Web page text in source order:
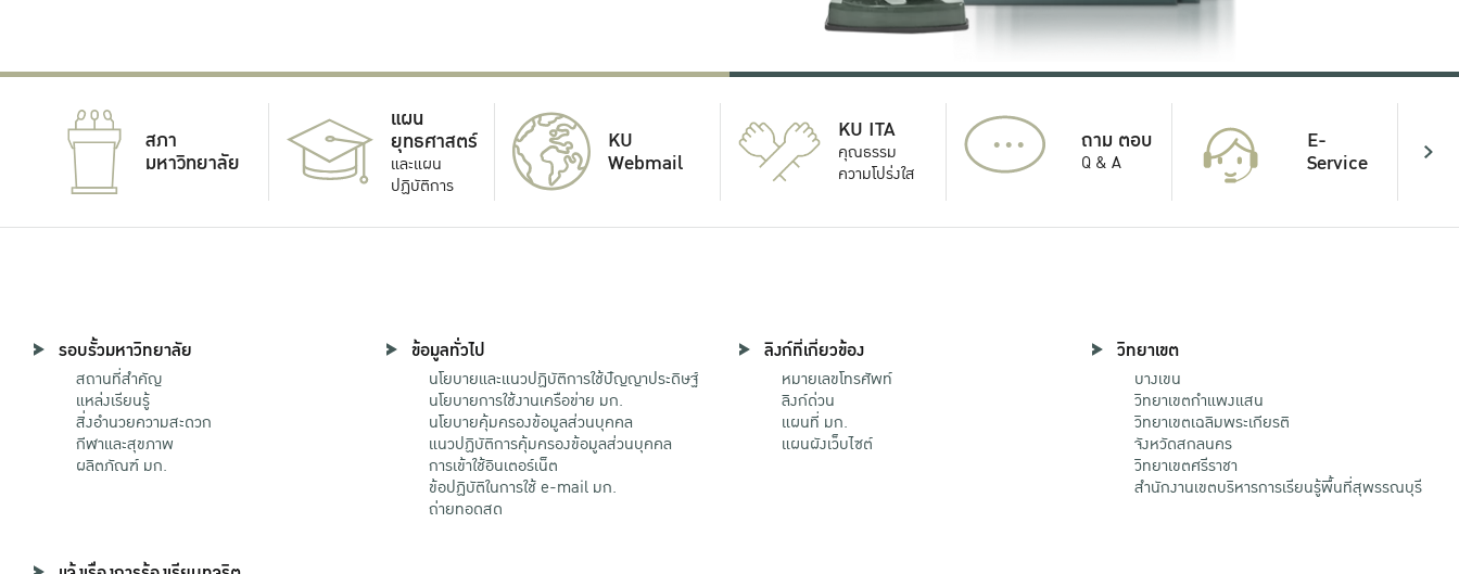
สภา
มหาวิทยาลัย
แผน
ยุทธศาสตร์
และแผน
ปฏิบัติการ
KU
Webmail
KU ITA
คุณธรรม
ความโปร่งใส
... ถาม ตอบ
Q & A
E-
Service
รอบรั้วมหาวิทยาลัย
สถานที่สำคัญ
แหล่งเรียนรู้
สิ่งอำนวยความสะดวก
กีฬาและสุขภาพ
ผลิตภัณฑ์ มก.
ข้อมูลทั่วไป
นโยบายและแนวปฏิบัติการใช้ปัญญาประดิษฐ์
นโยบายการใช้งานเครือข่าย มก.
นโยบายคุ้มครองข้อมูลส่วนบุคคล
แนวปฏิบัติการคุ้มครองข้อมูลส่วนบุคคล
การเข้าใช้อินเตอร์เน็ต
ข้อปฏิบัติในการใช้ e-mail มก.
ถ่ายทอดสด
ลิงก์ที่เกี่ยวข้อง
หมายเลขโทรศัพท์
ลิงก์ด่วน
แผนที่ มก.
แผนผังเว็บไซต์
วิทยาเขต
บางเขน
วิทยาเขตกําแพงแสน
วิทยาเขตเฉลิมพระเกียรติ
จังหวัดสกลนคร
วิทยาเขตศรีราชา
สำนักงานเขตบริหารการเรียนรู้พื้นที่สุพรรณบุรี